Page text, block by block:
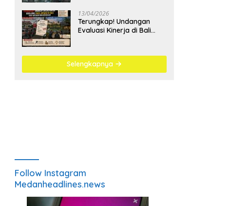
13/04/2026
Terungkap! Undangan
Evaluasi Kinerja di Bali
Mengular
Selengkapnya
Follow Instagram
Medanheadlines.news